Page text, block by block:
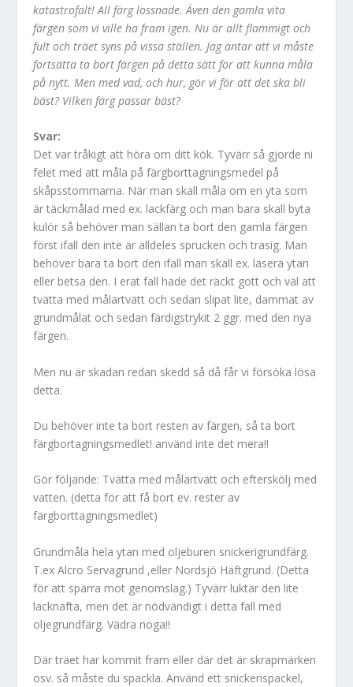
katastrofalt! All färg lossnade. Även den gamla vita
färgen som vi ville ha fram igen. Nu är allt flammigt och
fult och träet syns på vissa ställen. Jag antar att vi måste
fortsätta ta bort färgen på detta sätt för att kunna måla
på nytt. Men med vad, och hur, gör vi för att det ska bli
bäst? Vilken färg passar bäst?
Svar:
Det var tråkigt att höra om ditt kök. Tyvärr så gjorde ni
felet med att måla på färgborttagningsmedel på
skåpsstommarna. När man skall måla om en yta som
är täckmålad med ex. lackfärg och man bara skall byta
kulör så behöver man sällan ta bort den gamla färgen
först ifall den inte är alldeles sprucken och trasig. Man
behöver bara ta bort den ifall man skall ex. lasera ytan
eller betsa den. I erat fall hade det räckt gott och väl att
tvätta med målartvätt och sedan slipat lite, dammat av
grundmålat och sedan färdigstrykit 2 ggr. med den nya
färgen.
Men nu är skadan redan skedd så då får vi försöka lösa
detta.
Du behöver inte ta bort resten av färgen, så ta bort
färgbortagningsmedlet! använd inte det mera!!
Gör följande: Tvätta med målartvätt och efterskölj med
vatten. (detta för att få bort ev. rester av
färgborttagningsmedlet)
Grundmåla hela ytan med oljeburen snickerigrundfärg.
T.ex Alcro Servagrund ,eller Nordsjö Häftgrund. (Detta
för att spärra mot genomslag.) Tyvärr luktar den lite
lacknafta, men det är nödvändigt i detta fall med
oljegrundfärg. Vädra noga!!
Där träet har kommit fram eller där det är skrapmärken
osv. så måste du spackla. Använd ett snickerispackel,